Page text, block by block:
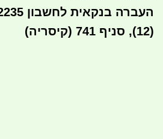
(12), סניף 741 (קיסריה)